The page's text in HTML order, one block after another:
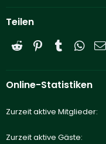
Teilen
Reddit PinterestTumblr
Online-Statistiken
Zurzeit aktive Mitglieder
Zurzeit aktive Gäste